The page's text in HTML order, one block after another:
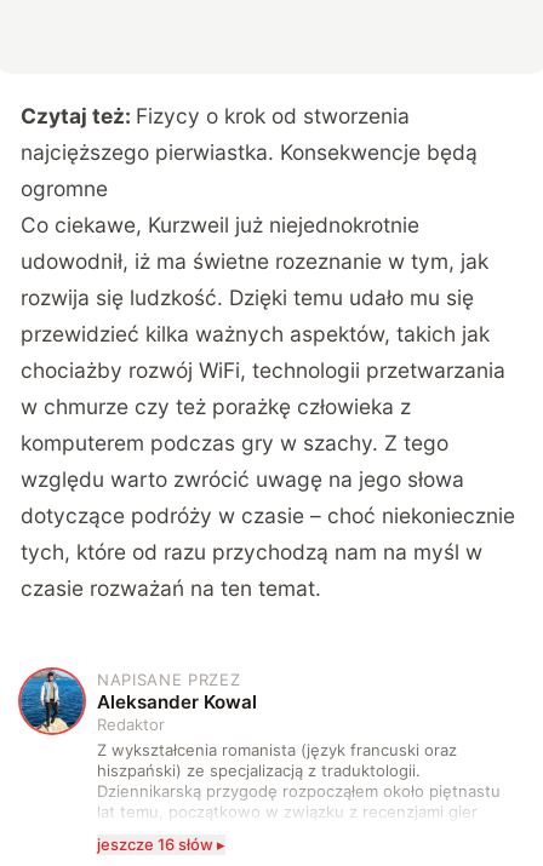
Czytaj też: Fizycy o krok od stworzenia
najcięższego pierwiastka. Konsekwencje będą
ogromne
Co ciekawe, Kurzweil już niejednokrotnie
udowodnił, iż ma świetne rozeznanie w tym, jak
rozwija się ludzkość. Dzięki temu udało mu się
przewidzieć kilka ważnych aspektów, takich jak
chociażby rozwój WiFi, technologii przetwarzania
w chmurze czy też porażkę człowieka z
komputerem podczas gry w szachy. Z tego
względu warto zwrócić uwagę na jego słowa
dotyczące podróży w czasie – choć niekoniecznie
tych, które od razu przychodzą nam na myśl w
czasie rozważań na ten temat.
A
NAPISANE PRZEZ
Aleksander Kowal
Redaktor
Z wykształcenia romanista (język francuski oraz
hiszpański) ze specjalizacją z traduktologii.
Dziennikarską przygodę rozpocząłem około piętnastu
lat temu, początkowo w związku z recenzjami gier
komputerowych i filmów. Obecnie publikuję
zdecydowanie częściej na tematy związane z nauką
jeszcze 16 słów ▸